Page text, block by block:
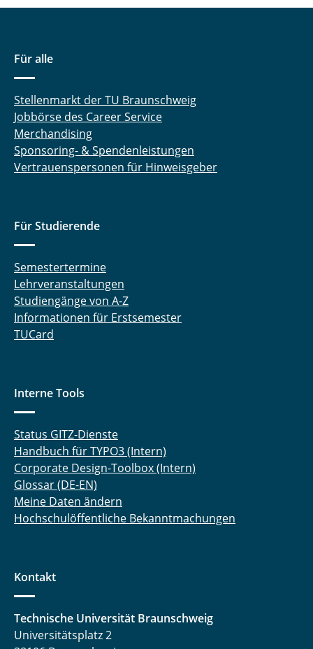
Für alle
Stellenmarkt der TU Braunschweig
Jobbörse des Career Service
Merchandising
Sponsoring- & Spendenleistungen
Vertrauenspersonen für Hinweisgeber
Für Studierende
Semestertermine
Lehrveranstaltungen
Studiengänge von A-Z
Informationen für Erstsemester
TUCard
Interne Tools
Status GITZ-Dienste
Handbuch für TYPO3 (Intern)
Corporate Design-Toolbox (Intern)
Glossar (DE-EN)
Meine Daten ändern
Hochschulöffentliche Bekanntmachungen
Kontakt
Technische Universität Braunschweig
Universitätsplatz 2